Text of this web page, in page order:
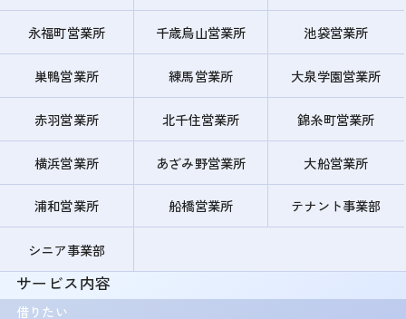
永福町営業所 千歳烏山営業所 池袋営業所
巣鴨営業所 練馬営業所 大泉学園営業所
赤羽営業所 北千住営業所 錦糸町営業所
横浜営業所 あざみ野営業所 大船営業所
浦和営業所 船橋営業所 テナント事業部
シニア事業部
サービス内容
借りたい